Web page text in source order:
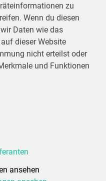
zu
Wenn du diesen
Daten wie das
dieser Website
nicht erteilst oder
und Funktionen
ansehen